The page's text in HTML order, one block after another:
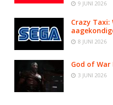
9 JUNI 2026
Crazy Taxi:
8 JUNI 2026
God of
3 JUNI 2026